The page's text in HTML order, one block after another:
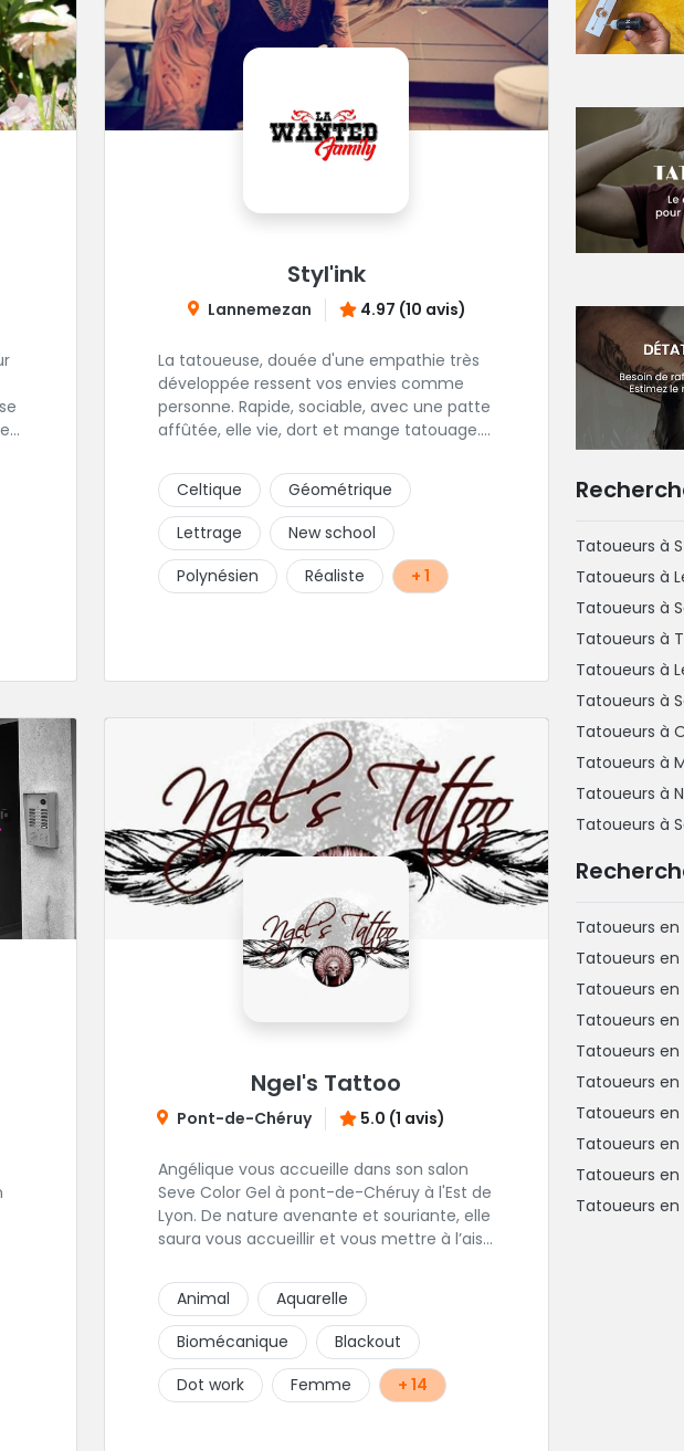
Styl'ink
Lannemezan 4.97 (10 avis)
La tatoueuse, douée d'une empathie très
développée ressent vos envies comme
personne. Rapide, sociable, avec une patte
affûtée, elle vie, dort et mange tatouage.
projets ?
Celtique
Géométrique
Lettrage
New school
Polynésien
Réaliste + 1
Ngel's Tattoo
Pont-de-Chéruy 5.0 (1 avis)
Angélique vous accueille dans son salon
Seve Color Gel à pont-de-Chéruy à l'Est de
Lyon. De nature avenante et souriante, elle
saura vous accueillir et vous mettre à l’aise
très fin lui permet de réaliser tous types de
tatouages allant des calligraphies, motifs
floraux au réalisme.
Animal
Aquarelle
Biomécanique
Blackout
Dot work
Femme + 14
Tatoueurs à
Tatoueurs à
Tatoueurs à
Tatoueurs à
Tatoueurs à
Tatoueurs à
Tatoueurs à
Tatoueurs à
Tatoueurs à
Tatoueurs à
Tatoueurs
Tatoueurs en
Tatoueurs en
Tatoueurs
Tatoueurs en
Tatoueurs
Tatoueurs en
Tatoueurs en
Tatoueurs en
Tatoueurs